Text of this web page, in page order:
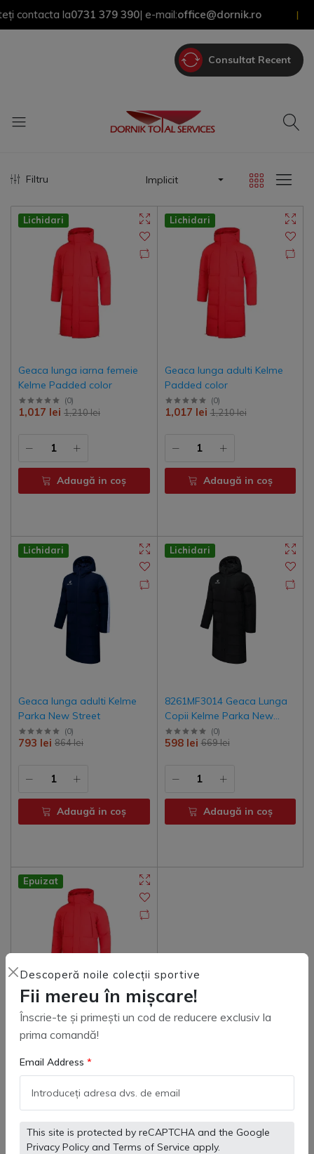
la0731 379 390 | e-mail:office@dornik.ro
Descoperă noile colecții sportive
Fii mereu în mișcare!
Înscrie-te și primești un cod de reducere exclusiv la
prima comandă!
Email Address
This site is protected by reCAPTCHA and the Google
Privacy Policy and Terms of Service apply.
Consultat Recent
Filtru Implicit
Lichidari
Geaca lunga iarna femeie
Kelme Padded color
(0)
1,210 lei
1,017 lei
Adaugă in coş
Lichidari
Geaca lunga adulti Kelme
Padded color
(0)
1,210 lei
1,017 lei
Adaugă in coş
Lichidari
Geaca lunga adulti Kelme
Parka New Street
(0)
864 lei
793 lei
Adaugă in coş
Lichidari
8261MF3014 Geaca Lunga
Copii Kelme Parka New
Lince
(0)
669 lei
598 lei
Adaugă in coş
Epuizat
Geaca lunga copii Kelme
(0)
1,210 lei
Adaugă in coş